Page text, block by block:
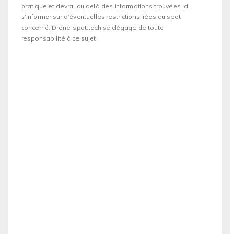
pratique et devra, au delà des informations trouvées ici,
s'informer sur d’éventuelles restrictions liées au spot
concerné. Drone-spot.tech se dégage de toute
responsabilité à ce sujet.